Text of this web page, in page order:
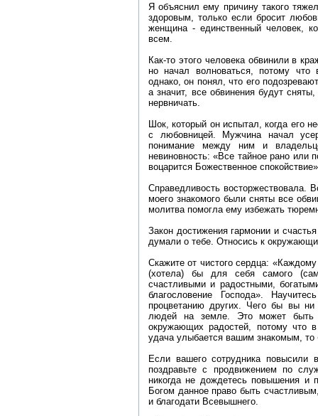
Я объяснил ему причину такого
здоровым, только если бросит
женщина - единственный человек,
всем.
Как-то этого человека обвинили в
но начал волноваться, потому что
однако, он понял, что его
а значит, все обвинения будут
нервничать.
Шок, который он испытал, когда его
с любовницей. Мужчина начал
понимание между ним и
невиновность: «Все тайное рано или
воцарится Божественное
Справедливость восторжествовала.
моего знакомого были сняты все
молитва помогла ему избежать
Закон достижения гармонии и
думали о тебе. Относись к
Скажите от чистого сердца:
(хотела) бы для себя самого
счастливыми и радостными,
благословение Господа».
процветанию других. Чего бы вы
людей на земле. Это может быть
окружающих радостей, потому что
удача улыбается вашим знакомым, то
Если вашего сотрудника
поздравьте с продвижением по
никогда не дождетесь повышения и
Богом данное право быть
и благодати Всевышнего.